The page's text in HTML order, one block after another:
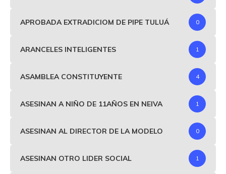
APROBADA EXTRADICIOM DE PIPE TULUÁ 0
ARANCELES INTELIGENTES 1
ASAMBLEA CONSTITUYENTE 4
ASESINAN A NIÑO DE 11AÑOS EN NEIVA 1
ASESINAN AL DIRECTOR DE LA MODELO 0
ASESINAN OTRO LIDER SOCIAL 1